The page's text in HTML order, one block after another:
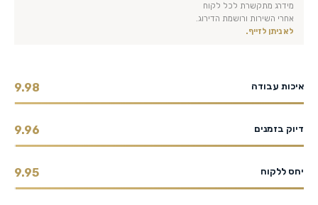
מידרג מתקשרת לכל לקוח
אחרי השירות ורושמת הדירוג.
לא ניתן לזייף.
איכות עבודה 9.98
דיוק בזמנים 9.96
יחס ללקוח 9.95